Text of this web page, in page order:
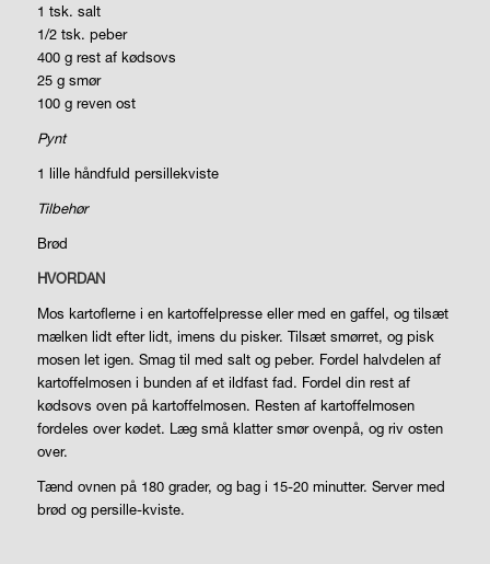
1 tsk. salt
1/2 tsk. peber
400 g rest af kødsovs
25 g smør
100 g reven ost
Pynt
1 lille håndfuld persillekviste
Tilbehør
Brød
HVORDAN
Mos kartoflerne i en kartoffelpresse eller med en gaffel, og tilsæt
mælken lidt efter lidt, imens du pisker. Tilsæt smørret, og pisk
mosen let igen. Smag til med salt og peber. Fordel halvdelen af
kartoffel­mosen i bunden af et ildfast fad. Fordel din rest af
kødsovs oven på kartoffelmosen. Resten af kartoffelmosen
fordeles over kødet. Læg små klatter smør ovenpå, og riv osten
over.
Tænd ovnen på 180 grader, og bag i 15-20 minutter. Server med
brød og persille-kviste.